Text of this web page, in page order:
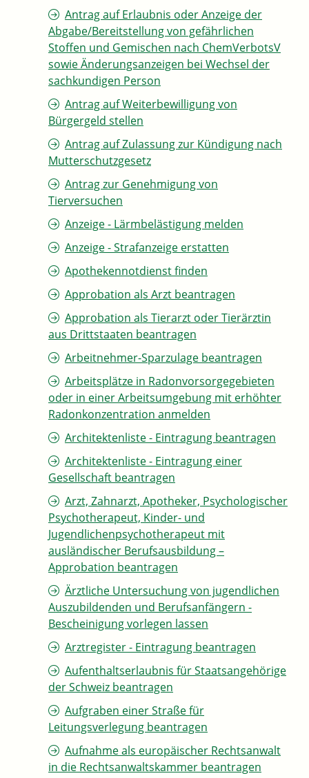
Antrag auf Erlaubnis oder Anzeige der
Abgabe/Bereitstellung von gefährlichen
Stoffen und Gemischen nach ChemVerbotsV
sowie Änderungsanzeigen bei Wechsel der
sachkundigen Person
Antrag auf Weiterbewilligung von
Bürgergeld stellen
Antrag auf Zulassung zur Kündigung nach
Mutterschutzgesetz
Antrag zur Genehmigung von
Tierversuchen
Anzeige - Lärmbelästigung melden
Anzeige - Strafanzeige erstatten
Apothekennotdienst finden
Approbation als Arzt beantragen
Approbation als Tierarzt oder Tierärztin
aus Drittstaaten beantragen
Arbeitnehmer-Sparzulage beantragen
Arbeitsplätze in Radonvorsorgegebieten
oder in einer Arbeitsumgebung mit erhöhter
Radonkonzentration anmelden
Architektenliste - Eintragung beantragen
Architektenliste - Eintragung einer
Gesellschaft beantragen
Arzt, Zahnarzt, Apotheker, Psychologischer
Psychotherapeut, Kinder- und
Jugendlichenpsychotherapeut mit
ausländischer Berufsausbildung –
Approbation beantragen
Ärztliche Untersuchung von jugendlichen
Auszubildenden und Berufsanfängern -
Bescheinigung vorlegen lassen
Arztregister - Eintragung beantragen
Aufenthaltserlaubnis für Staatsangehörige
der Schweiz beantragen
Aufgraben einer Straße für
Leitungsverlegung beantragen
Aufnahme als europäischer Rechtsanwalt
in die Rechtsanwaltskammer beantragen